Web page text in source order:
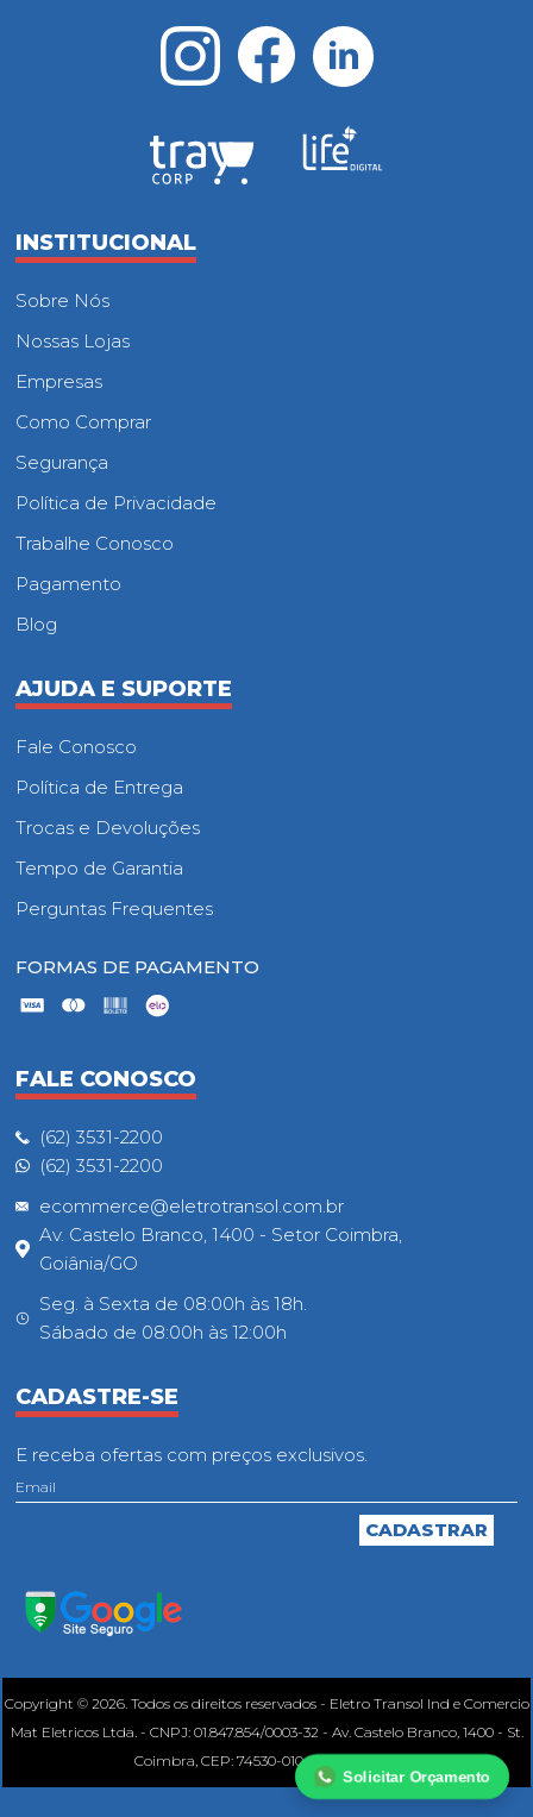
INSTITUCIONAL
Sobre Nós
Nossas Lojas
Empresas
Como Comprar
Segurança
Política de Privacidade
Trabalhe Conosco
Pagamento
Blog
AJUDA E SUPORTE
Fale Conosco
Política de Entrega
Trocas e Devoluções
Tempo de Garantia
Perguntas Frequentes
FORMAS DE PAGAMENTO
FALE CONOSCO
(62) 3531-2200
(62) 3531-2200
ecommerce@eletrotransol.com.br
Av. Castelo Branco, 1400 - Setor Coimbra,
Goiânia/GO
Seg. à Sexta de 08:00h às 18h.
Sábado de 08:00h às 12:00h
CADASTRE-SE
E receba ofertas com preços exclusivos.
Copyright © 2026. Todos os direitos reservados - Eletro Transol Ind e Comercio
Mat Eletricos Ltda. - CNPJ: 01.847.854/0003-32 - Av. Castelo Branco, 1400 - St.
Coimbra, CEP: 74530-010, Goiânia - GO.
Solicitar Orçamento